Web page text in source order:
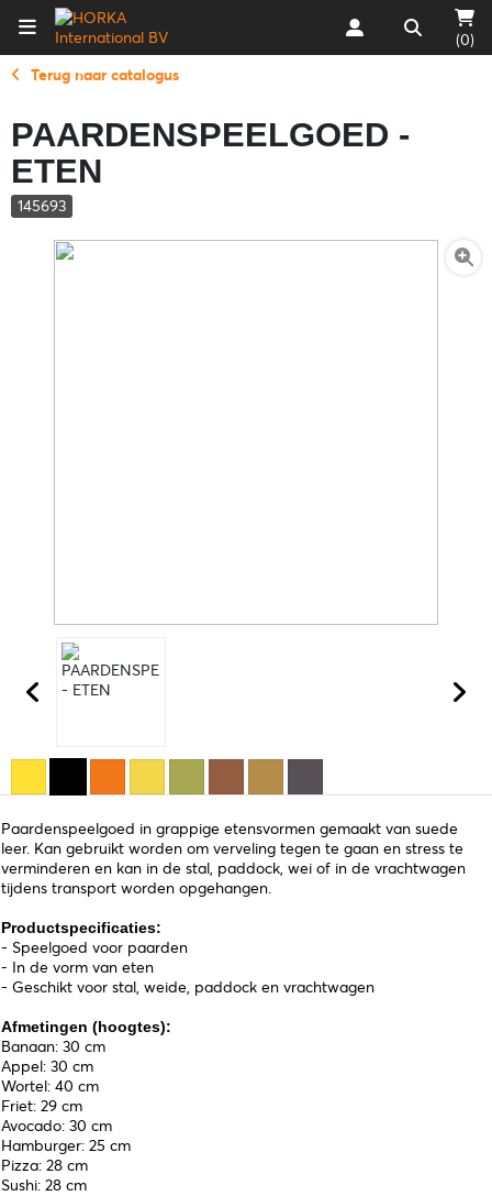
(0)
Terug naar catalogus
PAARDENSPEELGOED -
ETEN
145693
Paardenspeelgoed in grappige etensvormen gemaakt van suede
leer. Kan gebruikt worden om verveling tegen te gaan en stress te
verminderen en kan in de stal, paddock, wei of in de vrachtwagen
tijdens transport worden opgehangen.
Productspecificaties:
- Speelgoed voor paarden
- In de vorm van eten
- Geschikt voor stal, weide, paddock en vrachtwagen
Afmetingen (hoogtes):
Banaan: 30 cm
Appel: 30 cm
Wortel: 40 cm
Friet: 29 cm
Avocado: 30 cm
Hamburger: 25 cm
Pizza: 28 cm
Sushi: 28 cm